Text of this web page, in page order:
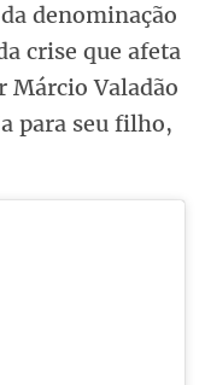
denominação
crise que afeta
Márcio Valadão
para seu filho,